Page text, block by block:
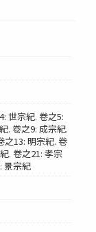
世宗紀. 卷之5:
. 卷之9: 成宗紀.
之13: 明宗紀. 卷
. 卷之21: 孝宗
景宗紀